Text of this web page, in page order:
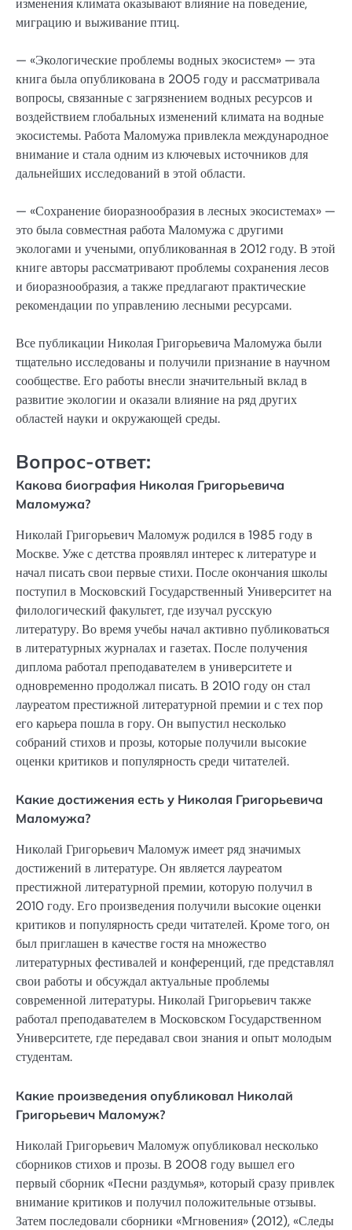
изменения климата оказывают влияние на поведение,
миграцию и выживание птиц.
— «Экологические проблемы водных экосистем» — эта
книга была опубликована в 2005 году и рассматривала
вопросы, связанные с загрязнением водных ресурсов и
воздействием глобальных изменений климата на водные
экосистемы. Работа Маломужа привлекла международное
внимание и стала одним из ключевых источников для
дальнейших исследований в этой области.
— «Сохранение биоразнообразия в лесных экосистемах» —
это была совместная работа Маломужа с другими
экологами и учеными, опубликованная в 2012 году. В этой
книге авторы рассматривают проблемы сохранения лесов
и биоразнообразия, а также предлагают практические
рекомендации по управлению лесными ресурсами.
Все публикации Николая Григорьевича Маломужа были
тщательно исследованы и получили признание в научном
сообществе. Его работы внесли значительный вклад в
развитие экологии и оказали влияние на ряд других
областей науки и окружающей среды.
Вопрос-ответ:
Какова биография Николая Григорьевича
Маломужа?
Николай Григорьевич Маломуж родился в 1985 году в
Москве. Уже с детства проявлял интерес к литературе и
начал писать свои первые стихи. После окончания школы
поступил в Московский Государственный Университет на
филологический факультет, где изучал русскую
литературу. Во время учебы начал активно публиковаться
в литературных журналах и газетах. После получения
диплома работал преподавателем в университете и
одновременно продолжал писать. В 2010 году он стал
лауреатом престижной литературной премии и с тех пор
его карьера пошла в гору. Он выпустил несколько
собраний стихов и прозы, которые получили высокие
оценки критиков и популярность среди читателей.
Какие достижения есть у Николая Григорьевича
Маломужа?
Николай Григорьевич Маломуж имеет ряд значимых
достижений в литературе. Он является лауреатом
престижной литературной премии, которую получил в
2010 году. Его произведения получили высокие оценки
критиков и популярность среди читателей. Кроме того, он
был приглашен в качестве гостя на множество
литературных фестивалей и конференций, где представлял
свои работы и обсуждал актуальные проблемы
современной литературы. Николай Григорьевич также
работал преподавателем в Московском Государственном
Университете, где передавал свои знания и опыт молодым
студентам.
Какие произведения опубликовал Николай
Григорьевич Маломуж?
Николай Григорьевич Маломуж опубликовал несколько
сборников стихов и прозы. В 2008 году вышел его
первый сборник «Песни раздумья», который сразу привлек
внимание критиков и получил положительные отзывы.
Затем последовали сборники «Мгновения» (2012), «Следы